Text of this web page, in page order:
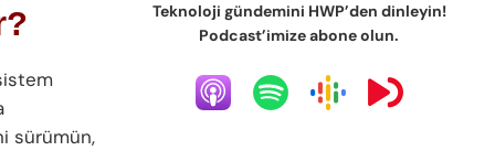
sürümün,
Teknoloji gündemini HWP’den dinleyin!
Podcast’imize abone olun.